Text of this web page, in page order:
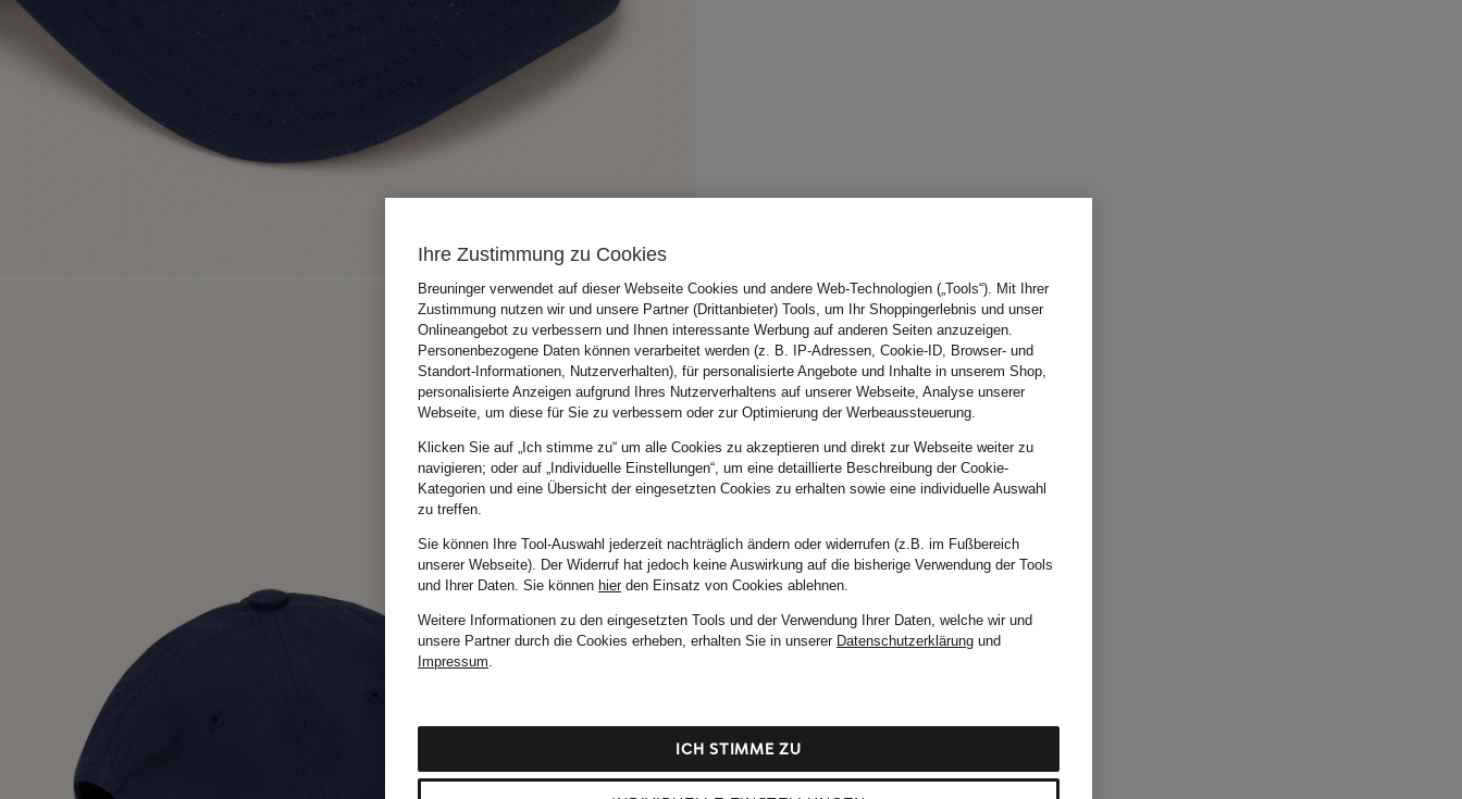
Ihre Zustimmung zu Cookies
Breuninger verwendet auf dieser Webseite Cookies und andere Web-Technologien („Tools“). Mit Ihrer
Zustimmung nutzen wir und unsere Partner (Drittanbieter) Tools, um Ihr Shoppingerlebnis und unser
Onlineangebot zu verbessern und Ihnen interessante Werbung auf anderen Seiten anzuzeigen.
Personenbezogene Daten können verarbeitet werden (z. B. IP-Adressen, Cookie-ID, Browser- und
Standort-Informationen, Nutzerverhalten), für personalisierte Angebote und Inhalte in unserem Shop,
personalisierte Anzeigen aufgrund Ihres Nutzerverhaltens auf unserer Webseite, Analyse unserer
Webseite, um diese für Sie zu verbessern oder zur Optimierung der Werbeaussteuerung.
Klicken Sie auf „Ich stimme zu“ um alle Cookies zu akzeptieren und direkt zur Webseite weiter zu
navigieren; oder auf „Individuelle Einstellungen“, um eine detaillierte Beschreibung der Cookie-
Kategorien und eine Übersicht der eingesetzten Cookies zu erhalten sowie eine individuelle Auswahl
zu treffen.
Sie können Ihre Tool-Auswahl jederzeit nachträglich ändern oder widerrufen (z.B. im Fußbereich
unserer Webseite). Der Widerruf hat jedoch keine Auswirkung auf die bisherige Verwendung der Tools
und Ihrer Daten. Sie können hierden Einsatz von Cookies ablehnen.
Weitere Informationen zu den eingesetzten Tools und der Verwendung Ihrer Daten, welche wir und
unsere Partner durch die Cookies erheben, erhalten Sie in unserer Datenschutzerklärung und
Impressum.
ICH STIMME ZU